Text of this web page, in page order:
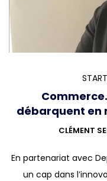
débarquent en
CLÉMENT
En partenariat avec
un cap dans